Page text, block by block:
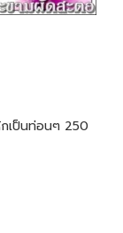
เป็นท่อนๆ 250